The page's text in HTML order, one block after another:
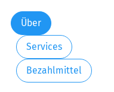
Über
Services
Bezahlmittel